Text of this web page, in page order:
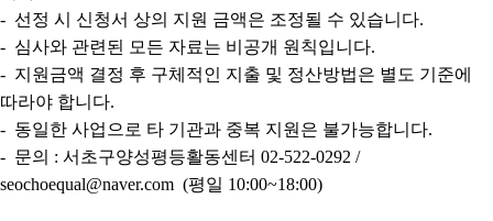
- 선정 시 신청서 상의 지원 금액은 조정될 수 있습니다.
- 심사와 관련된 모든 자료는 비공개 원칙입니다.
- 지원금액 결정 후 구체적인 지출 및 정산방법은 별도 기준에
따라야 합니다.
- 동일한 사업으로 타 기관과 중복 지원은 불가능합니다.
- 문의 : 서초구양성평등활동센터 02-522-0292 /
seochoequal@naver.com (평일 10:00~18:00)